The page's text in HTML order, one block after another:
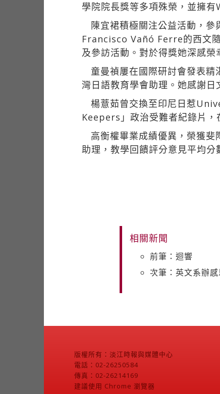
學院院長獎等多項殊榮，並擁
陳宜裙積極關注公益活動，
Francisco Vañó Ferre的西文
及參訪活動。對於得獎她深感
童曼禎屢在國際研討會發表
灣日語教育學會助理。她感謝日
楊薏茹曾交換至印尼日惹
Keepers」政治受難者紀錄片，
高衡權畢業成績優異，榮獲
助理，教學回饋評分意見平均
相關新聞
前筆：迴響
次筆：英文系辦
版權所有：淡江時報與媒體中心
電話：02-26250584
傳真：02-26214169
建議使用 Chrome 瀏覽器